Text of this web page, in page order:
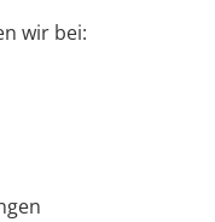
wir bei: